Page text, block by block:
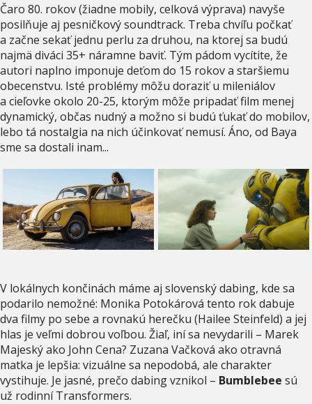
Čaro 80. rokov (žiadne mobily, celková výprava) navyše
posilňuje aj pesničkový soundtrack. Treba chvíľu počkať
a začne sekať jednu perlu za druhou, na ktorej sa budú
najmä diváci 35+ náramne baviť. Tým pádom vycítite, že
autori naplno imponuje deťom do 15 rokov a staršiemu
obecenstvu. Isté problémy môžu doraziť u mileniálov
a cieľovke okolo 20-25, ktorým môže pripadať film menej
dynamický, občas nudný a možno si budú ťukať do mobilov,
lebo tá nostalgia na nich účinkovať nemusí. Áno, od Baya
sme sa dostali inam...
V lokálnych končinách máme aj slovenský dabing, kde sa
podarilo nemožné: Monika Potokárová tento rok dabuje
dva filmy po sebe a rovnakú herečku (Hailee Steinfeld) a jej
hlas je veľmi dobrou voľbou. Žiaľ, iní sa nevydarili – Marek
Majeský ako John Cena? Zuzana Vačková ako otravná
matka je lepšia: vizuálne sa nepodobá, ale charakter
vystihuje. Je jasné, prečo dabing vznikol – Bumblebee sú
už rodinní Transformers.